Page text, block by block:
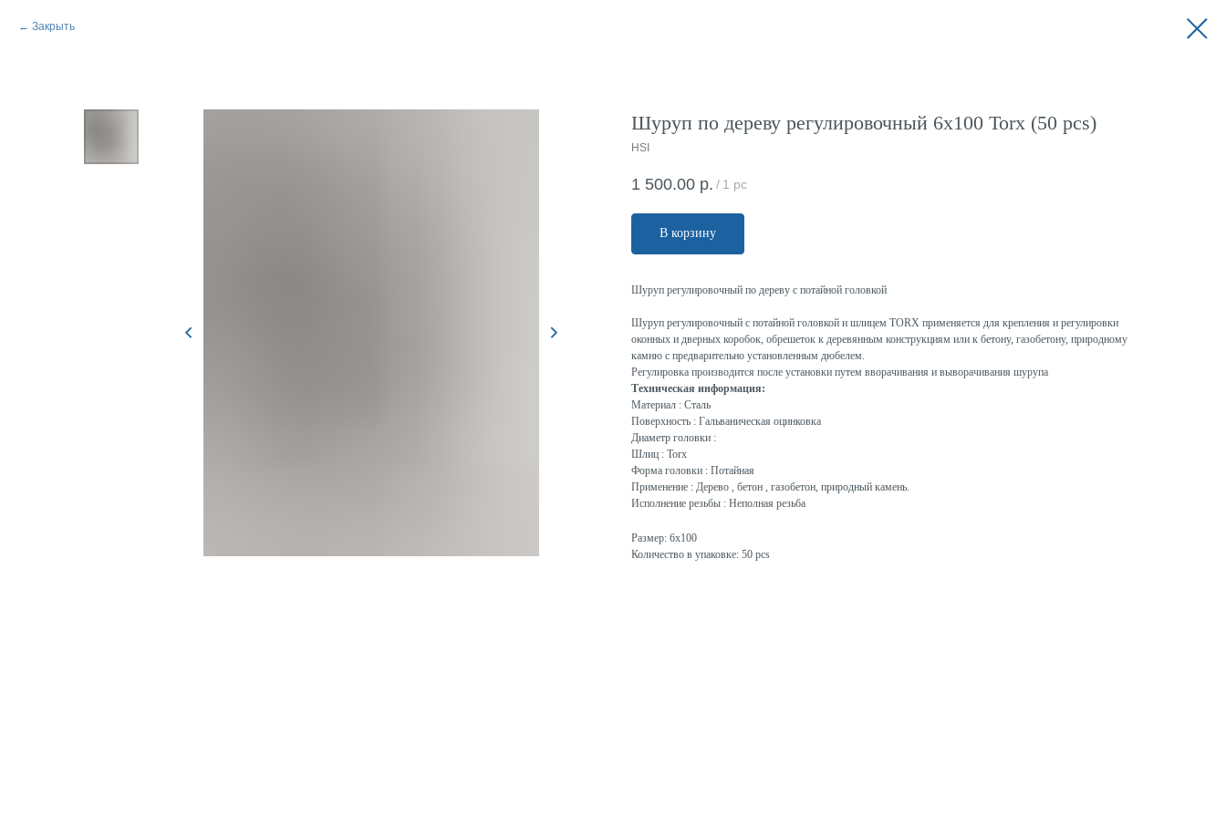
Закрыть
Шуруп по дереву регулировочный 6x100 Torx (50 pcs)
HSI
1 500.00 р. / 1 pc
В корзину
Шуруп регулировочный по дереву с потайной головкой
Шуруп регулировочный с потайной головкой и шлицем TORX применяется для крепления и регулировки
оконных и дверных коробок, обрешеток к деревянным конструкциям или к бетону, газобетону, природному
камню с предварительно установленным дюбелем.
Регулировка производится после установки путем вворачивания и выворачивания шурупа
Техническая информация:
Материал : Сталь
Поверхность : Гальваническая оцинковка
Диаметр головки :
Шлиц : Torx
Форма головки : Потайная
Применение : Дерево , бетон , газобетон, природный камень.
Исполнение резьбы : Неполная резьба
Размер: 6x100
Количество в упаковке: 50 pcs